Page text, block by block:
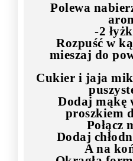
Polewa
-2
Rozpuść w
mieszaj do
Cukier i jaja
Dodaj mąkę
proszkiem
Połącz
Dodaj
A na